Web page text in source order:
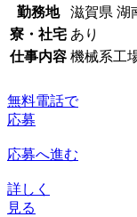
勤務地
滋賀県 湖
寮・社宅 あり
仕事内容 機械系工
無料電話で
応募
応募へ進む
詳しく
見る